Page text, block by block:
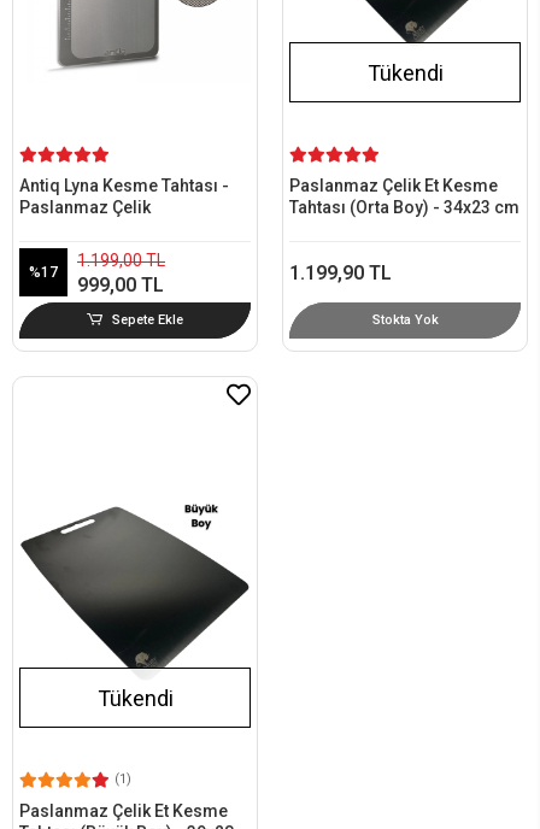
Antiq Lyna Kesme Tahtası -
Paslanmaz Çelik
%17
1.199,00 TL
999,00 TL
Sepete Ekle
Tükendi
Paslanmaz Çelik Et Kesme
Tahtası (Orta Boy) - 34x23 cm
1.199,90 TL
Stokta Yok
Tükendi
(1)
Paslanmaz Çelik Et Kesme